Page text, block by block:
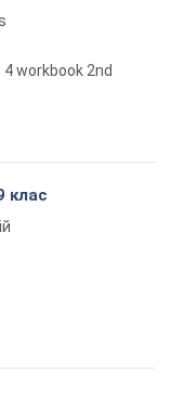
4 workbook 2nd
клас